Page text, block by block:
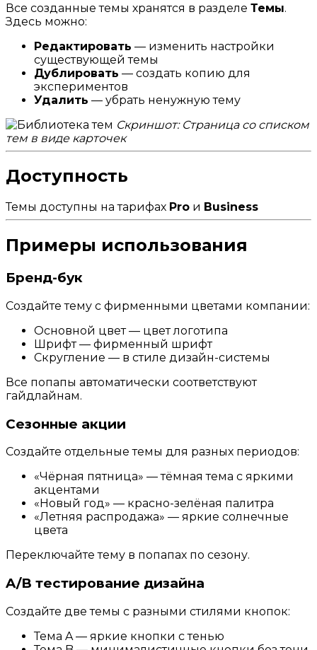
Все созданные темы хранятся в разделе Темы.
Здесь можно:
Редактировать — изменить настройки
существующей темы
Дублировать — создать копию для
экспериментов
Удалить — убрать ненужную тему
Скриншот: Страница со списком
тем в виде карточек
Доступность
Темы доступны на тарифах Pro и Business
Примеры использования
Бренд-бук
Создайте тему с фирменными цветами компании:
Основной цвет — цвет логотипа
Шрифт — фирменный шрифт
Скругление — в стиле дизайн-системы
Все попапы автоматически соответствуют
гайдлайнам.
Сезонные акции
Создайте отдельные темы для разных периодов:
«Чёрная пятница» — тёмная тема с яркими
акцентами
«Новый год» — красно-зелёная палитра
«Летняя распродажа» — яркие солнечные
цвета
Переключайте тему в попапах по сезону.
A/B тестирование дизайна
Создайте две темы с разными стилями кнопок:
Тема A — яркие кнопки с тенью